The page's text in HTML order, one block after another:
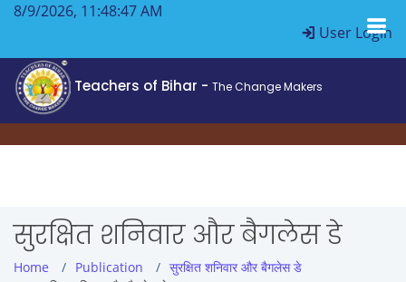
8/9/2026, 11:48:47 AM
User Login
Teachers of Bihar - The Change Makers
सुरक्षित शनिवार और बैगलेस डे
Home Publication
सुरक्षित शनिवार और बैगलेस डे